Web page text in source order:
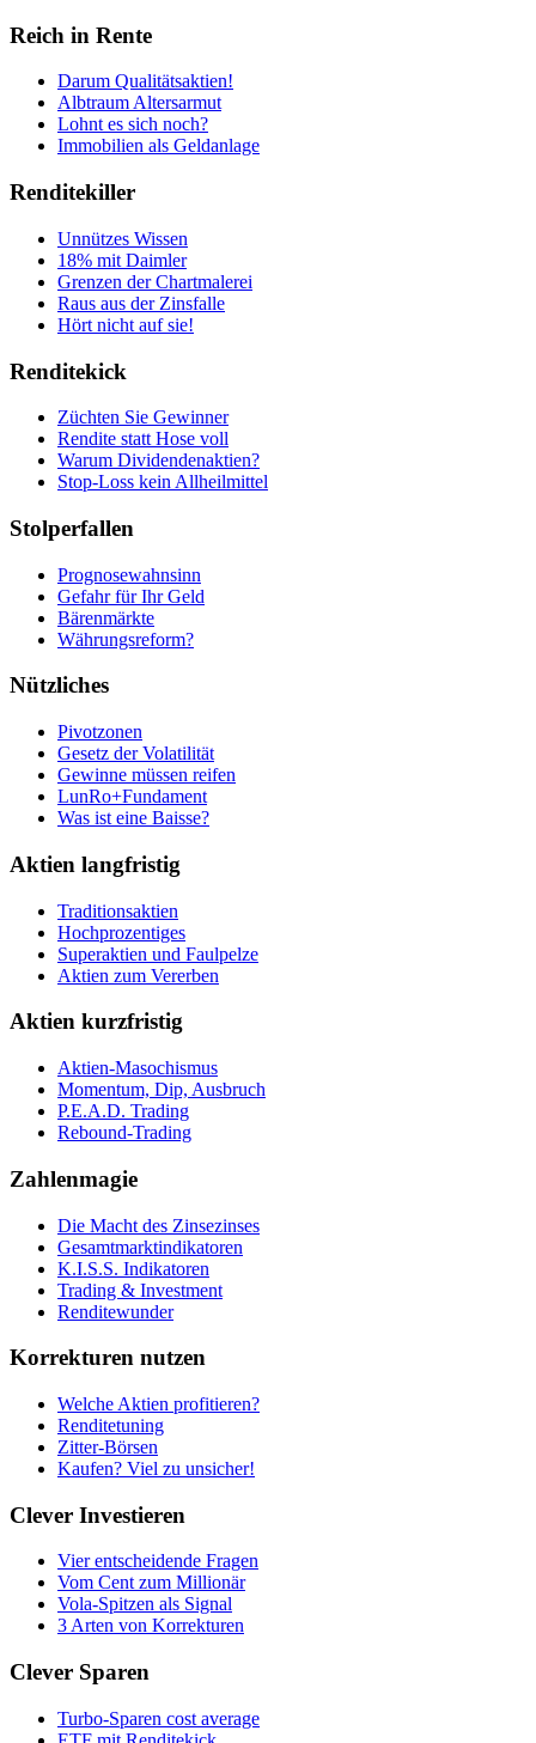
Reich in Rente
Darum Qualitätsaktien!
Albtraum Altersarmut
Lohnt es sich noch?
Immobilien als Geldanlage
Renditekiller
Unnützes Wissen
18% mit Daimler
Grenzen der Chartmalerei
Raus aus der Zinsfalle
Hört nicht auf sie!
Renditekick
Züchten Sie Gewinner
Rendite statt Hose voll
Warum Dividendenaktien?
Stop-Loss kein Allheilmittel
Stolperfallen
Prognosewahnsinn
Gefahr für Ihr Geld
Bärenmärkte
Währungsreform?
Nützliches
Pivotzonen
Gesetz der Volatilität
Gewinne müssen reifen
LunRo+Fundament
Was ist eine Baisse?
Aktien langfristig
Traditionsaktien
Hochprozentiges
Superaktien und Faulpelze
Aktien zum Vererben
Aktien kurzfristig
Aktien-Masochismus
Momentum, Dip, Ausbruch
P.E.A.D. Trading
Rebound-Trading
Zahlenmagie
Die Macht des Zinsezinses
Gesamtmarktindikatoren
K.I.S.S. Indikatoren
Trading & Investment
Renditewunder
Korrekturen nutzen
Welche Aktien profitieren?
Renditetuning
Zitter-Börsen
Kaufen? Viel zu unsicher!
Clever Investieren
Vier entscheidende Fragen
Vom Cent zum Millionär
Vola-Spitzen als Signal
3 Arten von Korrekturen
Clever Sparen
Turbo-Sparen cost average